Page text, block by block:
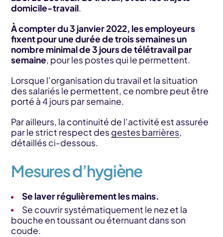
domicile-travail.
À compter du 3 janvier 2022, les employeurs
fixent pour une durée de trois semaines un
nombre minimal de 3 jours de télétravail par
semaine, pour les postes qui le permettent.
Lorsque l’organisation du travail et la situation
des salariés le permettent, ce nombre peut être
porté à 4 jours par semaine.
Par ailleurs, la continuité de l’activité est assurée
par le strict respect des gestes barrières,
détaillés ci-dessous.
Mesures d’hygiène
Se laver régulièrement les mains.
Se couvrir systématiquement le nez et la
bouche en toussant ou éternuant dans son
coude.